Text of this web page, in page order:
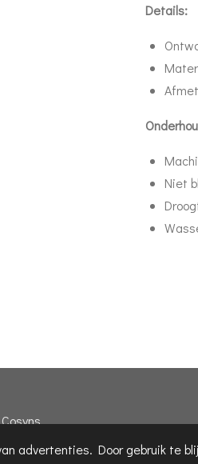
advertenties. Door gebruik te
Details:
Niet